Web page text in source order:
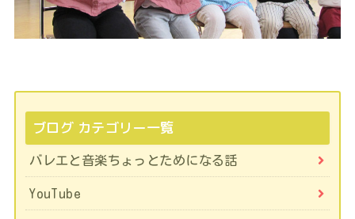
ブログ カテゴリー一覧
バレエと音楽ちょっとためになる話
YouTube